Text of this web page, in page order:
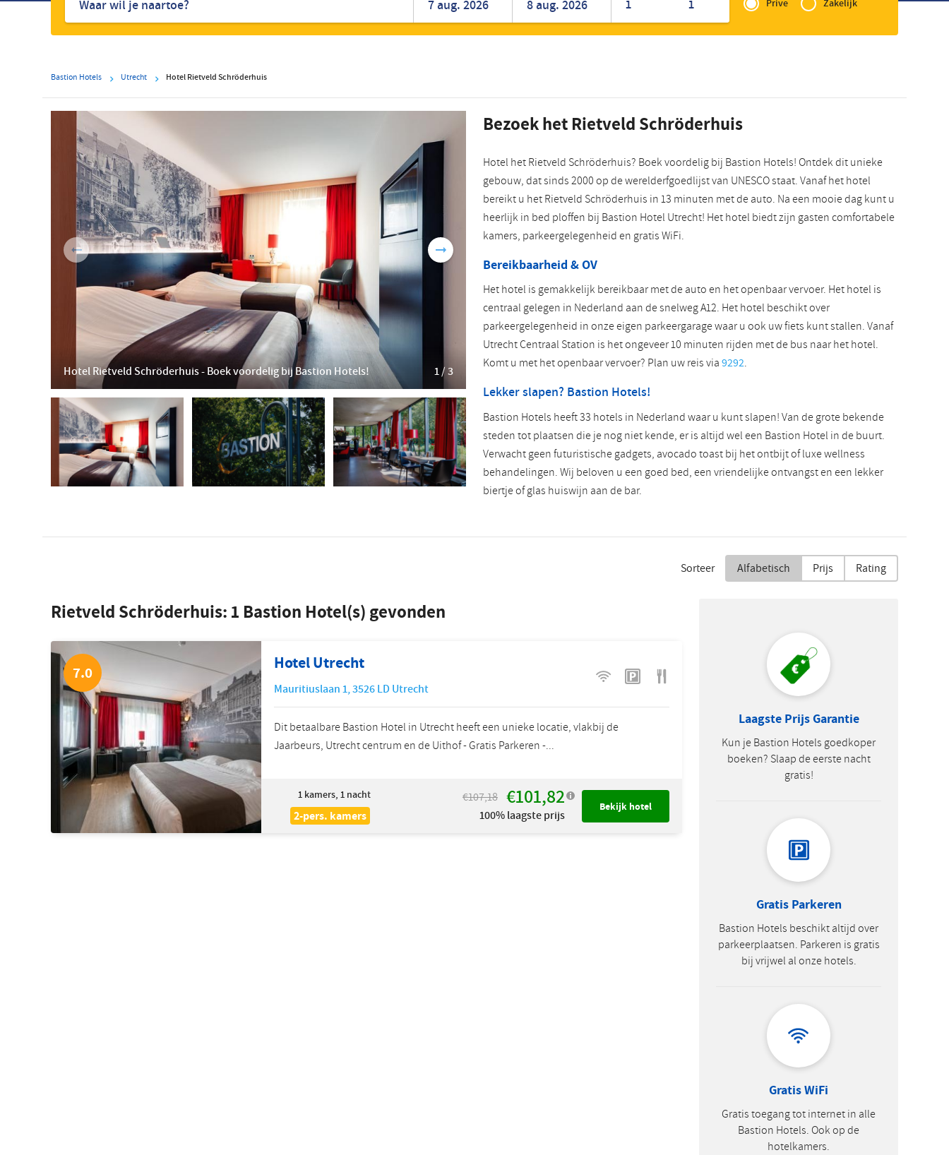
Turks
hotels
1 1 Prive Zakelijk
Bastion Hotels Utrecht Hotel Rietveld Schröderhuis
Bezoek het Rietveld Schröderhuis
Hotel het Rietveld Schröderhuis? Boek voordelig bij Bastion Hotels! Ontdek dit unieke
gebouw, dat sinds 2000 op de werelderfgoedlijst van UNESCO staat. Vanaf het hotel
bereikt u het Rietveld Schröderhuis in 13 minuten met de auto. Na een mooie dag kunt u
heerlijk in bed ploffen bij Bastion Hotel Utrecht! Het hotel biedt zijn gasten comfortabele
kamers, parkeergelegenheid en gratis WiFi.
Bereikbaarheid & OV
Het hotel is gemakkelijk bereikbaar met de auto en het openbaar vervoer. Het hotel is
centraal gelegen in Nederland aan de snelweg A12. Het hotel beschikt over
parkeergelegenheid in onze eigen parkeergarage waar u ook uw fiets kunt stallen. Vanaf
Utrecht Centraal Station is het ongeveer 10 minuten rijden met de bus naar het hotel.
Komt u met het openbaar vervoer? Plan uw reis via9292.
Lekker slapen? Bastion Hotels!
Bastion Hotels heeft 33 hotels in Nederland waar u kunt slapen! Van de grote bekende
steden tot plaatsen die je nog niet kende, er is altijd wel een Bastion Hotel in de buurt.
Verwacht geen futuristische gadgets, avocado toast bij het ontbijt of luxe wellness
behandelingen. Wij beloven u een goed bed, een vriendelijke ontvangst en een lekker
biertje of glas huiswijn aan de bar.
Hotel Rietveld Schröderhuis - Boek voordelig bij Bastion Hotels! 1 / 3
Sorteer Alfabetisch Prijs Rating
Rietveld Schröderhuis: 1 Bastion Hotel(s) gevonden
7.0 Hotel Utrecht
Mauritiuslaan 1,3526 LDUtrecht
Dit betaalbare Bastion Hotel in Utrecht heeft een unieke locatie, vlakbij de
Jaarbeurs, Utrecht centrum en de Uithof - Gratis Parkeren -...
1 kamers, 1 nacht
2-pers. kamers
€107,18 €101,82
100% laagste prijs
Bekijk hotel
Laagste Prijs Garantie
Kun je Bastion Hotels goedkoper
boeken? Slaap de eerste nacht
gratis!
Gratis Parkeren
Bastion Hotels beschikt altijd over
parkeerplaatsen. Parkeren is gratis
bij vrijwel al onze hotels.
Gratis WiFi
Gratis toegang tot internet in alle
Bastion Hotels. Ook op de
hotelkamers.